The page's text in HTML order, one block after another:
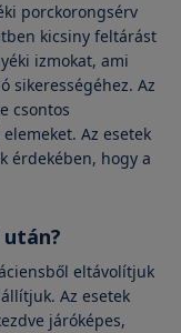
porckorongsérv
kicsiny feltárást
izmokat, ami
sikerességéhez. Az
csontos
Az esetek
érdekében, hogy a
eltávolítjuk
Az esetek
járóképes,